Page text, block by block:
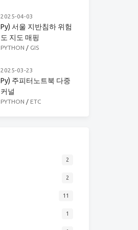
2025-04-03
Py) 서울 지반침하 위험
도 지도 매핑
PYTHON / GIS
2025-03-23
Py) 주피터노트북 다중
커널
PYTHON / ETC
2
2
11
1